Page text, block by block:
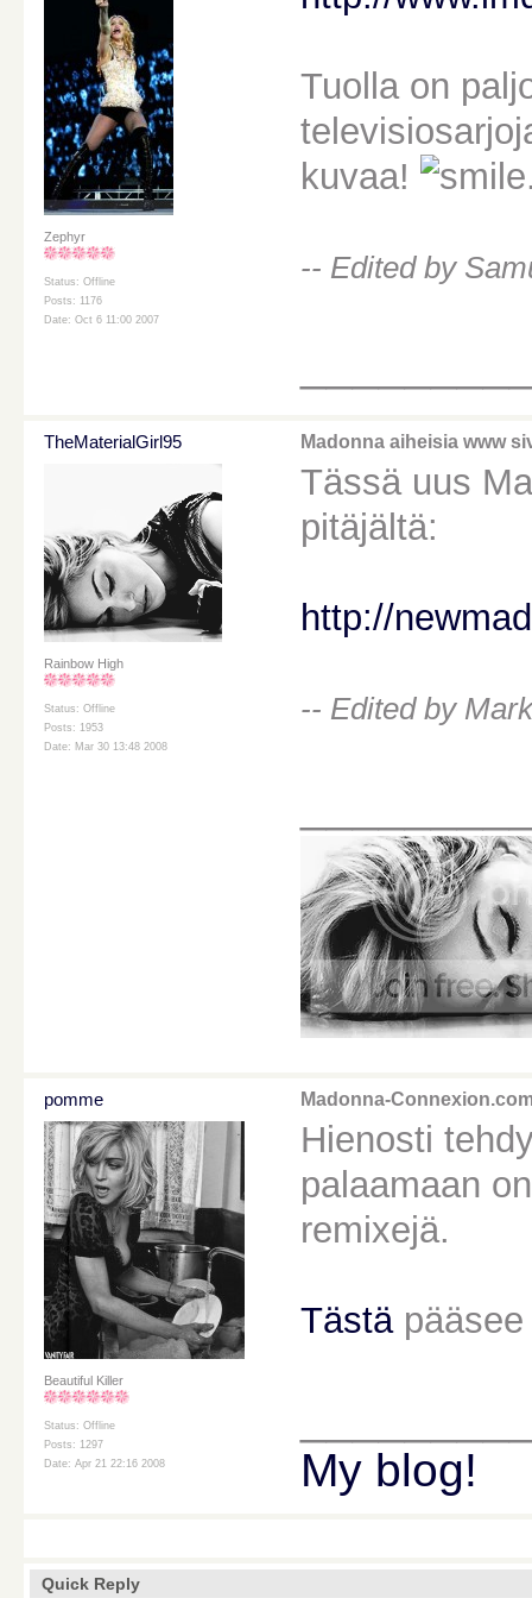
Zephyr
Status: Offline
Posts: 1176
Date: Oct 6 11:00 2007
Tuolla on
kuvaa!
-- Edited by
TheMaterialGirl95
Rainbow High
Status: Offline
Posts: 1953
Date: Mar 30 13:48 2008
Madonna aiheisia www
Tässä uus
pitäjältä:
http://
-- Edited by
pomme
Beautiful Killer
Status: Offline
Posts: 1297
Date: Apr 21 22:16 2008
Madonna-
Hienosti
palaamaan
remixejä.
Tästäpääsee
My blog!
Quick Reply